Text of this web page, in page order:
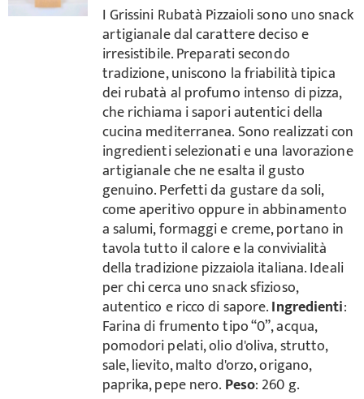
I Grissini Rubatà Pizzaioli sono uno snack
artigianale dal carattere deciso e
irresistibile. Preparati secondo
tradizione, uniscono la friabilità tipica
dei rubatà al profumo intenso di pizza,
che richiama i sapori autentici della
cucina mediterranea. Sono realizzati con
ingredienti selezionati e una lavorazione
artigianale che ne esalta il gusto
genuino. Perfetti da gustare da soli,
come aperitivo oppure in abbinamento
a salumi, formaggi e creme, portano in
tavola tutto il calore e la convivialità
della tradizione pizzaiola italiana. Ideali
per chi cerca uno snack sfizioso,
autentico e ricco di sapore.Ingredienti:
Farina di frumento tipo “0”, acqua,
pomodori pelati, olio d'oliva, strutto,
sale, lievito, malto d'orzo, origano,
paprika, pepe nero. Peso: 260 g.